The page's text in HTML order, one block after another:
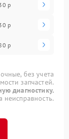
р
р
р
без учета
запчастей.
диагностику.